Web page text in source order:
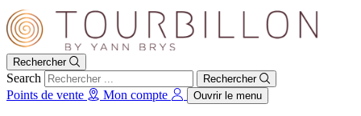
Rechercher
Search Rechercher
Points de vente Mon compte Ouvrir le menu